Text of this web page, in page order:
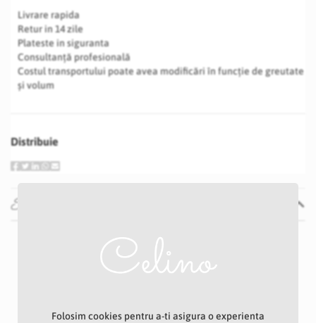
Livrare rapida
Retur in 14 zile
Plateste in siguranta
Consultanță profesională
Costul transportului poate avea modificări în funcție de greutate
și volum
Distribuie
Specificatii
Mov inchis
44 cm
Folosim cookies pentru a-ti asigura o experienta